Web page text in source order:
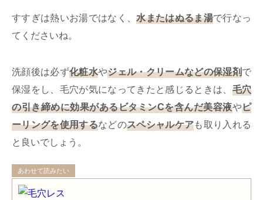
すすぎは熱いお湯ではなく、水またはぬるま湯で行なっ
てくださいね。
洗顔後は必ず化粧水やジェル・クリームなどの保湿剤で
保湿をし、毛穴が気になってきたと感じるときは、 毛穴
の引き締めに効果があるビタミンCを含んだ美容液やピ
ーリングを使用するなどのスペシャルケアも取り入れる
と良いでしょう。
あわせて読みたい